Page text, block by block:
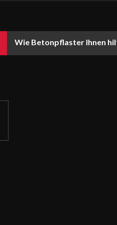
Wie Betonpflaster Ihnen